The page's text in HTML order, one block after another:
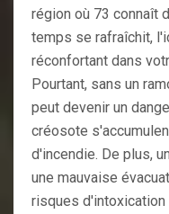
région où 73 connaît
temps se rafraîchit,
réconfortant dans
Pourtant, sans un
peut devenir un
créosote
d'incendie. De plus,
une mauvaise
risques d'intoxication